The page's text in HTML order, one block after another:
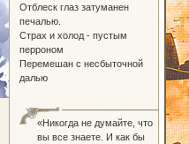
Отблеск глаз затуманен
печалью.
Страх и холод - пустым
перроном
Перемешан с несбыточной
далью
«Никогда не думайте, что
вы все знаете. И как бы